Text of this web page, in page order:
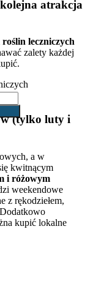
atrakcja
leczniczych
zalety każdej
(tylko luty i
a w
kwitnącym
i różowym
weekendowe
z rękodziełem,
kupić lokalne